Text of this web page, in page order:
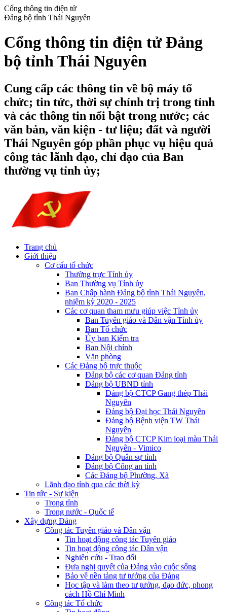
Cổng thông tin điện tử
Đảng bộ tỉnh Thái Nguyên
Cổng thông tin điện tử Đảng
bộ tỉnh Thái Nguyên
Cung cấp các thông tin về bộ máy tổ
chức; tin tức, thời sự chính trị trong tỉnh
và các thông tin nổi bật trong nước; các
văn bản, văn kiện - tư liệu; đất và người
Thái Nguyên góp phần phục vụ hiệu quả
công tác lãnh đạo, chỉ đạo của Ban
thường vụ tỉnh ủy;
Trang chủ
Giới thiệu
Cơ cấu tổ chức
Thường trực Tỉnh ủy
Ban Thường vụ Tỉnh ủy
Ban Chấp hành Đảng bộ tỉnh Thái Nguyên,
nhiệm kỳ 2020 - 2025
Các cơ quan tham mưu giúp việc Tỉnh ủy
Ban Tuyên giáo và Dân vận Tỉnh ủy
Ban Tổ chức
Ủy ban Kiểm tra
Ban Nội chính
Văn phòng
Các Đảng bộ trực thuộc
Đảng bộ các cơ quan Đảng tỉnh
Đảng bộ UBND tỉnh
Đảng bộ CTCP Gang thép Thái
Nguyên
Đảng bộ Đại học Thái Nguyên
Đảng bộ Bệnh viện TW Thái
Nguyên
Đảng bộ CTCP Kim loại màu Thái
Nguyên - Vimico
Đảng bộ Quân sự tỉnh
Đảng bộ Công an tỉnh
Các Đảng bộ Phường, Xã
Lãnh đạo tỉnh qua các thời kỳ
Tin tức - Sự kiện
Trong tỉnh
Trong nước - Quốc tế
Xây dựng Đảng
Công tác Tuyên giáo và Dân vận
Tin hoạt động công tác Tuyên giáo
Tin hoạt động công tác Dân vận
Nghiên cứu - Trao đổi
Đưa nghị quyết của Đảng vào cuộc sống
Bảo vệ nền tảng tư tưởng của Đảng
Học tập và làm theo tư tưởng, đạo đức, phong
cách Hồ Chí Minh
Công tác Tổ chức